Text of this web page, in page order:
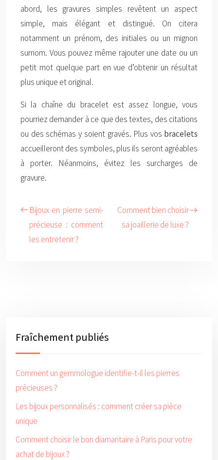
abord, les gravures simples revêtent un aspect
simple, mais élégant et distingué. On citera
notamment un prénom, des initiales ou un mignon
surnom. Vous pouvez même rajouter une date ou un
petit mot quelque part en vue d’obtenir un résultat
plus unique et original.
Si la chaîne du bracelet est assez longue, vous
pourriez demander à ce que des textes, des citations
ou des schémas y soient gravés. Plus vos bracelets
accueilleront des symboles, plus ils seront agréables
à porter. Néanmoins, évitez les surcharges de
gravure.
Bijoux en pierre semi-
précieuse : comment
les entretenir ?
Comment bien choisir
sa joaillerie de luxe ?
Fraîchement publiés
Comment un gemmologue identifie-t-il les pierres
précieuses ?
Les bijoux personnalisés : comment créer sa pièce
unique
Comment choisir le bon diamantaire à Paris pour votre
achat de bijoux ?